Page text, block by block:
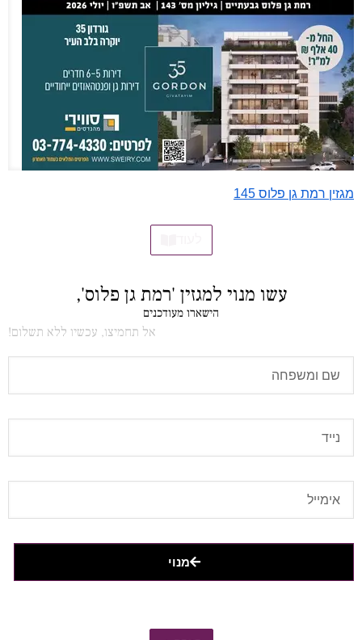
מגזין רמת גן פלוס 145
עשו מנוי למגזין 'רמת גן פלוס',
הישארו מעודכנים
אל תחמיצו, עכשיו ללא תשלום!
מנוי